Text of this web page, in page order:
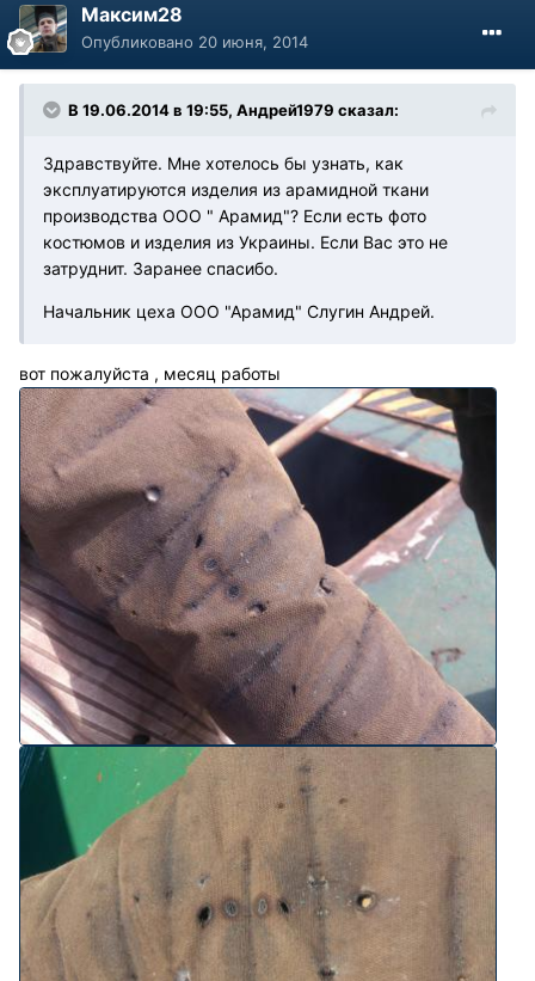
Максим28
Опубликовано 20 июня, 2014
В 19.06.2014 в 19:55, Андрей1979 сказал:
Здравствуйте. Мне хотелось бы узнать, как
эксплуатируются изделия из арамидной ткани
производства ООО " Арамид"? Если есть фото
костюмов и изделия из Украины. Если Вас это не
затруднит. Заранее спасибо.
Начальник цеха ООО "Арамид" Слугин Андрей.
вот пожалуйста , месяц работы